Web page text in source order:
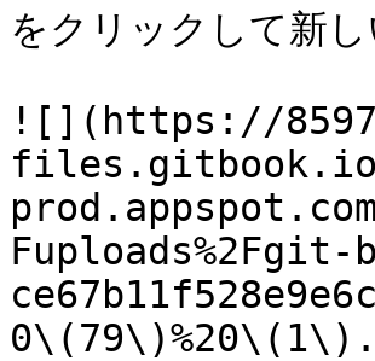
をクリックして新
![](https://
Fuploads%2Fgit-